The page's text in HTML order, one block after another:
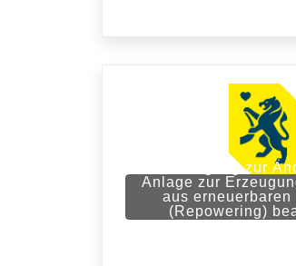
Genehmigung zur
Anlage zur
aus erneuerbaren
(Repowering)